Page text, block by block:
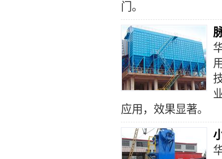
门。
应用，效果显著。